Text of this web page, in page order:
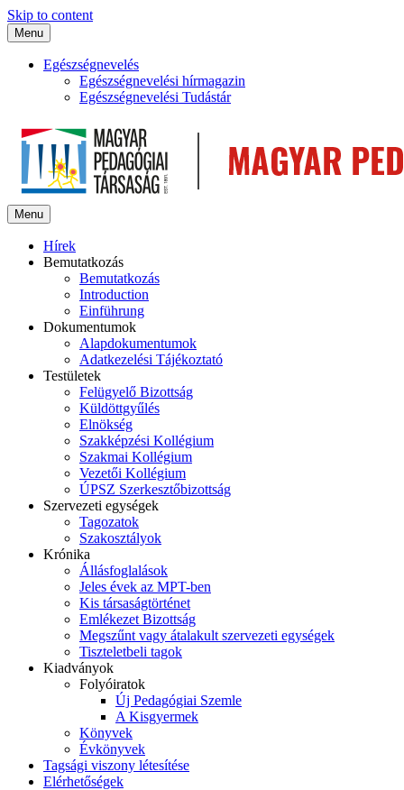
Skip to content
Menu
Egészségnevelés
Egészségnevelési hírmagazin
Egészségnevelési Tudástár
Menu
Hírek
Bemutatkozás
Bemutatkozás
Introduction
Einführung
Dokumentumok
Alapdokumentumok
Adatkezelési Tájékoztató
Testületek
Felügyelő Bizottság
Küldöttgyűlés
Elnökség
Szakképzési Kollégium
Szakmai Kollégium
Vezetői Kollégium
ÚPSZ Szerkesztőbizottság
Szervezeti egységek
Tagozatok
Szakosztályok
Krónika
Állásfoglalások
Jeles évek az MPT-ben
Kis társaságtörténet
Emlékezet Bizottság
Megszűnt vagy átalakult szervezeti egységek
Tiszteletbeli tagok
Kiadványok
Folyóiratok
Új Pedagógiai Szemle
A Kisgyermek
Könyvek
Évkönyvek
Tagsági viszony létesítése
Elérhetőségek